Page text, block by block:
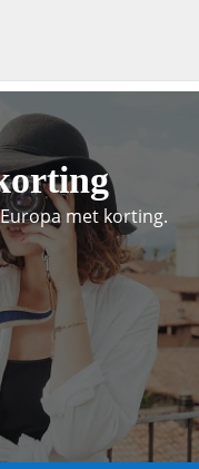
met korting.